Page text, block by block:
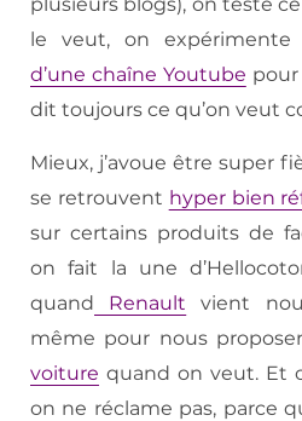
le veut, on expérimente
d’une chaîne Youtube
dit toujours ce qu’on veut
Mieux, j’avoue être super
se retrouvent hyper bien
sur certains produits de
on fait la une
quand Renault vient
même pour nous
voiture quand on veut. Et
on ne réclame pas, parce